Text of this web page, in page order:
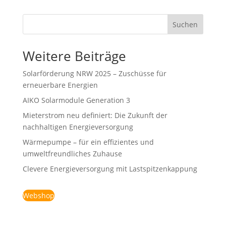
Suchen
Weitere Beiträge
Solarförderung NRW 2025 – Zuschüsse für
erneuerbare Energien
AIKO Solarmodule Generation 3
Mieterstrom neu definiert: Die Zukunft der
nachhaltigen Energieversorgung
Wärmepumpe – für ein effizientes und
umweltfreundliches Zuhause
Clevere Energieversorgung mit Lastspitzenkappung
Webshop